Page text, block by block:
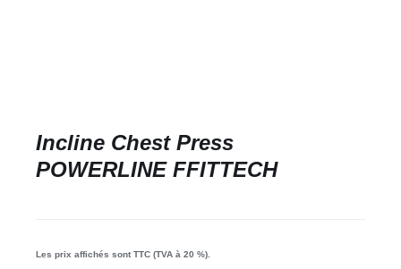
Incline Chest Press
POWERLINE FFITTECH
Les prix affichés sont TTC (TVA à 20 %).